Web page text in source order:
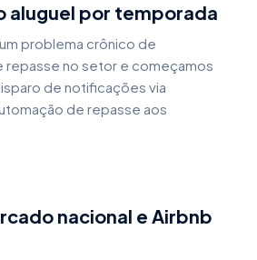
aluguel por temporada
problema crônico de
repasse no setor e começamos
de notificações via
de repasse aos
nacional e Airbnb